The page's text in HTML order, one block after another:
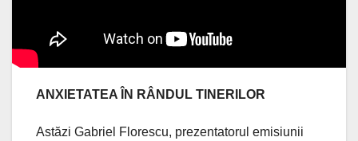
ANXIETATEA ÎN RÂNDUL TINERILOR
Astăzi Gabriel Florescu, prezentatorul emisiunii